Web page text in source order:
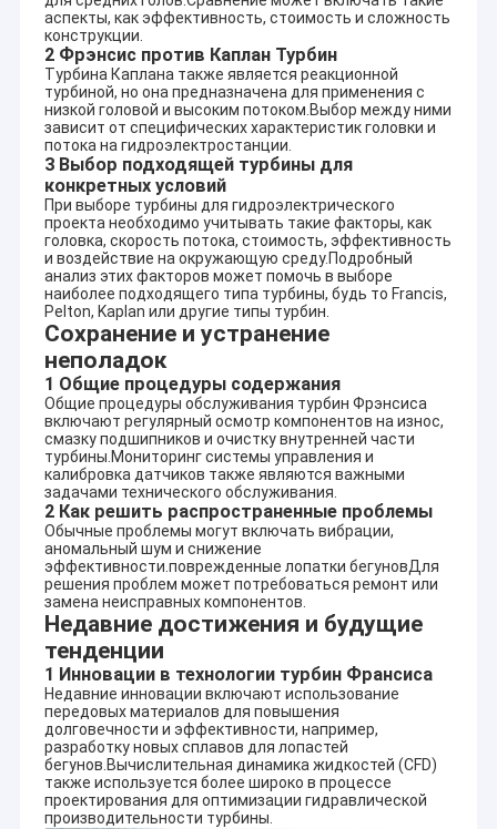
аспекты, как эффективность, стоимость и сложность
конструкции.
2 Фрэнсис против Каплан Турбин
Турбина Каплана также является реакционной
турбиной, но она предназначена для применения с
низкой головой и высоким потоком.Выбор между ними
зависит от специфических характеристик головки и
потока на гидроэлектростанции.
3 Выбор подходящей турбины для
конкретных условий
При выборе турбины для гидроэлектрического
проекта необходимо учитывать такие факторы, как
головка, скорость потока, стоимость, эффективность
и воздействие на окружающую среду.Подробный
анализ этих факторов может помочь в выборе
наиболее подходящего типа турбины, будь то Francis,
Pelton, Kaplan или другие типы турбин.
Сохранение и устранение
неполадок
1 Общие процедуры содержания
Общие процедуры обслуживания турбин Фрэнсиса
включают регулярный осмотр компонентов на износ,
смазку подшипников и очистку внутренней части
турбины.Мониторинг системы управления и
калибровка датчиков также являются важными
задачами технического обслуживания.
2 Как решить распространенные проблемы
Обычные проблемы могут включать вибрации,
аномальный шум и снижение
эффективности.поврежденные лопатки бегуновДля
решения проблем может потребоваться ремонт или
замена неисправных компонентов.
Недавние достижения и будущие
тенденции
1 Инновации в технологии турбин Франсиса
Недавние инновации включают использование
передовых материалов для повышения
долговечности и эффективности, например,
разработку новых сплавов для лопастей
бегунов.Вычислительная динамика жидкостей (CFD)
также используется более широко в процессе
проектирования для оптимизации гидравлической
производительности турбины.